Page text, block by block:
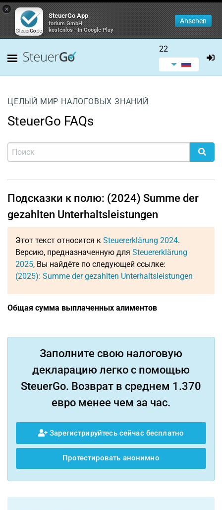
×
SteuerGo App
forium GmbH
kostenlos - In Google Play
Ansehen
22
ЦЕЛЫЙ МИР НАЛОГОВЫХ ЗНАНИЙ
SteuerGo FAQs
Подсказки к полю: (2024) Summe der
gezahlten Unterhaltsleistungen
Этот текст относится к Steuererklärung 2024.
Версию, предназначенную для Steuererklärung
2025, Вы найдёте по следующей ссылке:
(2025): Summe der gezahlten Unterhaltsleistungen
Общая сумма выплаченных алиментов
Заполните свою налоговую
декларацию легко с помощью
SteuerGo. Возврат в среднем 1.370
евро менее чем за час.
Зарегистрируйтесь сейчас бесплатно
Протестировать анонимно